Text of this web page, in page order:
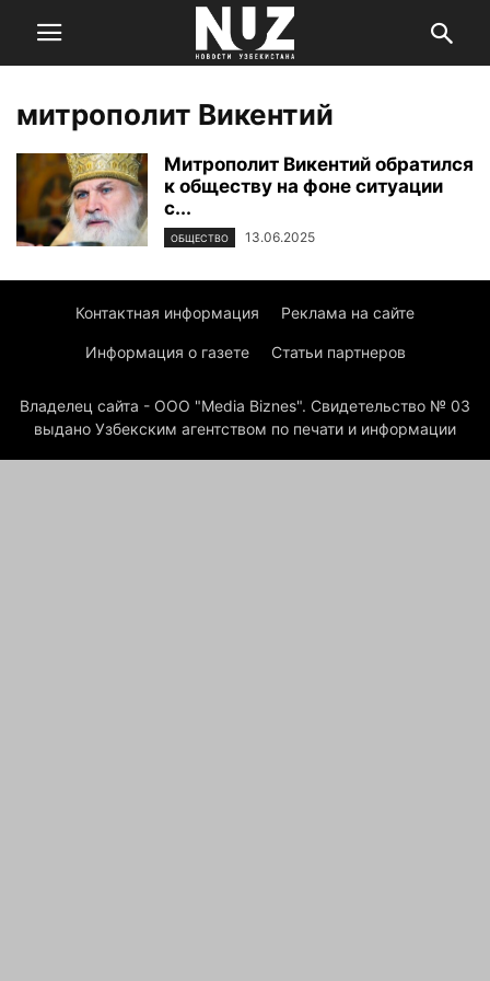
митрополит Викентий
Митрополит Викентий обратился
к обществу на фоне ситуации
с...
ОБЩЕСТВО 13.06.2025
Контактная информация Реклама на сайте
Информация о газете Статьи партнеров
Владелец сайта - ООО "Media Biznes". Свидетельство № 03
выдано Узбекским агентством по печати и информации